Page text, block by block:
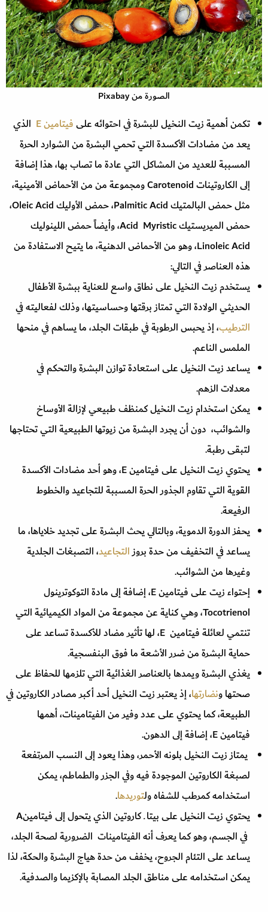
الصورة من Pixabay
تكمن أهمية زيت النخيل للبشرة في احتوائه علىفيتامين E
الذي
يعد من مضادات الأكسدة التي تحمي البشرة من الشوارد الحرة
المسببة للعديد من المشاكل التي عادة ما تصاب بها، هذا إضافة
إلى الكاروتينات Carotenoid ومجموعة من من الأحماض الأمينية،
مثل حمض البالمتيك Palmitic Acid، حمض الأوليك Oleic Acid،
حمض الميريستيك Acid Myristic، وأيضاً حمض اللينوليك
Linoleic Acid، وهو من الأحماض الدهنية، ما يتيح الاستفادة من
هذه العناصر في التالي:
يستخدم زيت النخيل على نطاق واسع للعناية ببشرة الأطفال
الحديثي الولادة التي تمتاز برقتها وحساسيتها، وذلك لفعاليته في
الترطيب، إذ يحبس الرطوبة في طبقات الجلد، ما يساهم في منحها
الملمس الناعم.
يساعد زيت النخيل على استعادة توازن البشرة والتحكم في
معدلات الزهم.
يمكن استخدام زيت النخيل كمنظف طبيعي لإزالة الأوساخ
والشوائب، دون أن يجرد البشرة من زيوتها الطبيعية التي تحتاجها
لتبقى رطبة.
يحتوي زيت النخيل على فيتامين E، وهو أحد مضادات الأكسدة
القوية التي تقاوم الجذور الحرة المسببة للتجاعيد والخطوط
الرفيعة.
يحفز الدورة الدموية، وبالتالي يحث البشرة على تجديد خلاياها، ما
يساعد في التخفيف من حدة بروزالتجاعيد، التصبغات الجلدية
وغيرها من الشوائب.
إحتواء زيت على فيتامين E، إضافة إلى مادة التوكوترينول
Tocotrienol، وهي كناية عن مجموعة من المواد الكيميائية التي
تنتمي لعائلة فيتامين E، لها تأثير مضاد للأكسدة تساعد على
حماية البشرة من ضرر الأشعة ما فوق البنفسجية.
يغذي البشرة ويمدها بالعناصر الغذائية التي تلزمها للحفاظ على
صحتها ونضارتها، إذ يعتبر زيت النخيل أحد أكبر مصادر الكاروتين في
الطبيعة، كما يحتوي على عدد وفير من الفيتامينات، أهمها
فيتامين E، إضافة إلى الدهون.
يمتاز زيت النخيل بلونه الأحمر، وهذا يعود إلى النسب المرتفعة
لصبغة الكاروتين الموجودة فيه وفي الجزر والطماطم، يمكن
استخدامه كمرطب للشفاه ولتوريدها.
يحتوي زيت النخيل على بيتا ـ كاروتين الذي يتحول إلى فيتامينA
في الجسم، وهو كما يعرف أنه الفيتامينات الضرورية لصحة الجلد،
يساعد على التئام الجروح، يخفف من حدة هياج البشرة والحكة، لذا
يمكن استخدامه على مناطق الجلد المصابة بالإكزيما والصدفية.